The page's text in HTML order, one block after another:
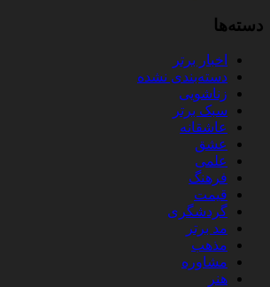
دسته‌ها
اخبار برتر
دسته‌بندی نشده
زناشویی
سبک برتر
عاشقانه
عشق
علمی
فرهنگ
قیمت
گردشگری
مد برتر
مذهب
مشاوره
هنر